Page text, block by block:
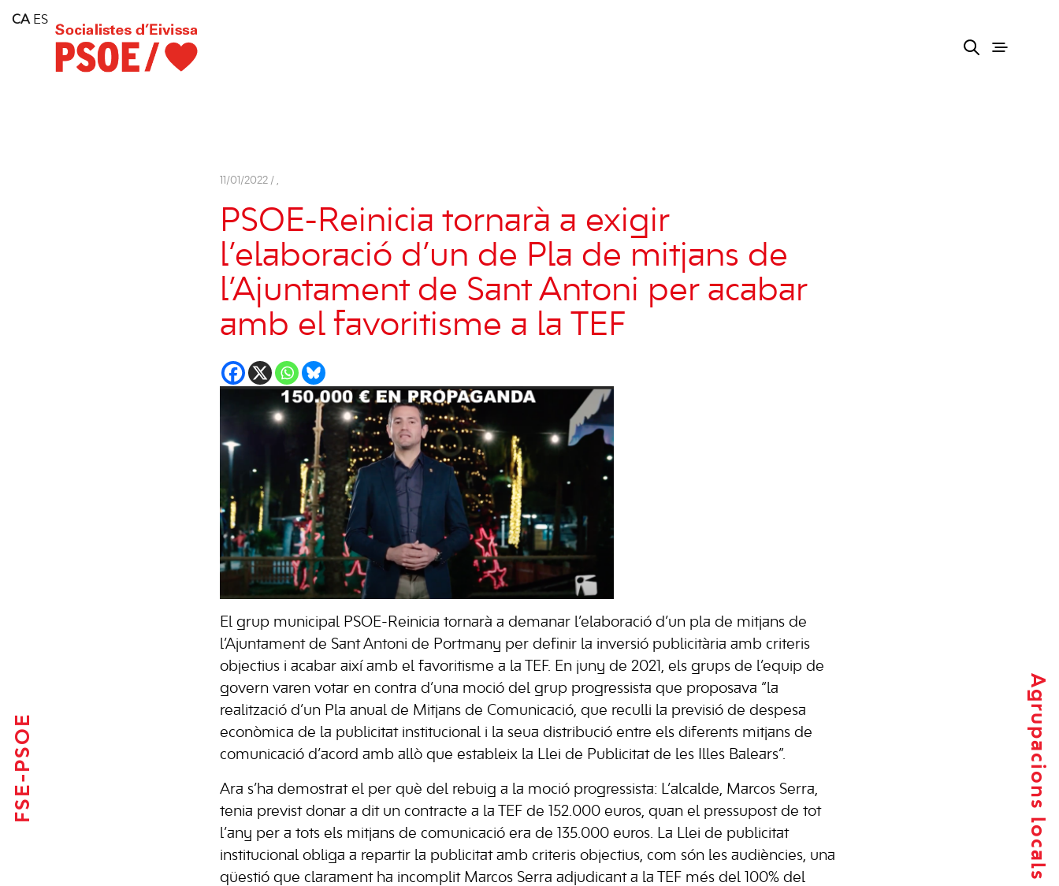
Consell Insular d'Eivissa
Services
FSE-PSOE Agrupacions locals
11/01/2022 / ,
PSOE-Reinicia tornarà a exigir
l’elaboració d’un de Pla de mitjans de
l’Ajuntament de Sant Antoni per acabar
amb el favoritisme a la TEF
El grup municipal PSOE-Reinicia tornarà a demanar l’elaboració d’un pla de mitjans de
l’Ajuntament de Sant Antoni de Portmany per definir la inversió publicitària amb criteris
objectius i acabar així amb el favoritisme a la TEF. En juny de 2021, els grups de l’equip de
govern varen votar en contra d’una moció del grup progressista que proposava “la
realització d’un Pla anual de Mitjans de Comunicació, que reculli la previsió de despesa
econòmica de la publicitat institucional i la seua distribució entre els diferents mitjans de
comunicació d’acord amb allò que estableix la Llei de Publicitat de les Illes Balears”.
Ara s’ha demostrat el per què del rebuig a la moció progressista: L’alcalde, Marcos Serra,
tenia previst donar a dit un contracte a la TEF de 152.000 euros, quan el pressupost de tot
l’any per a tots els mitjans de comunicació era de 135.000 euros. La Llei de publicitat
institucional obliga a repartir la publicitat amb criteris objectius, com són les audiències, una
qüestió que clarament ha incomplit Marcos Serra adjudicant a la TEF més del 100% del
CA ES